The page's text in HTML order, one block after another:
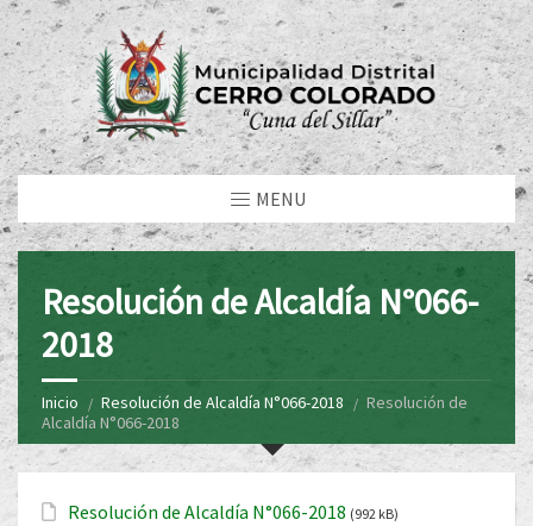
MENU
Resolución de Alcaldía N°066-
2018
Inicio Resolución de Alcaldía N°066-2018
Resolución de
Alcaldía N°066-2018
Resolución de Alcaldía N°066-2018 (992 kB)